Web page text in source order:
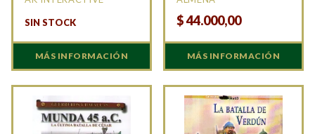
SIN STOCK
MÁS INFORMACIÓN
$44.000,00
MÁS INFORMACIÓN